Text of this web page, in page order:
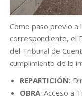
Como paso previo a
correspondiente, el
del Tribunal de
cumplimiento de lo
REPARTICIÓN:
OBRA: Acceso a